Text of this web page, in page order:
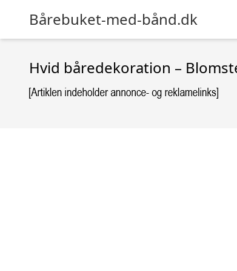
Bårebuket-med-bånd.dk
Hvid båredekoration –